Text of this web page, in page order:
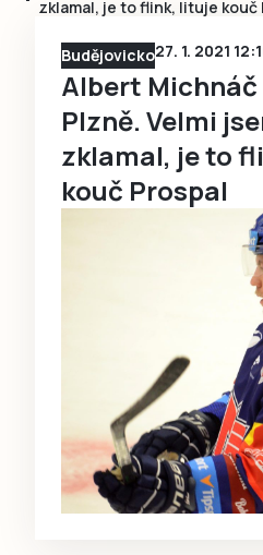
zklamal, je to flink, lituje kouč
Budějovicko27. 1. 2021
Albert
Plzně. Velmi
zklamal, je to
kouč Prospal